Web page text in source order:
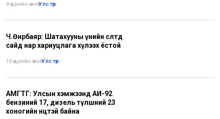
9 өдрийн өмнө•Улс төр
Ч.Өнөрбаяр: Шатахууны үнийн өсөлтөд
сайд нар хариуцлага хүлээх ёстой
10 өдрийн өмнө•Улс төр
АМГТГ: Улсын хэмжээнд АИ-92
бензиний 17, дизель түлшний 23
хоногийн нөөцтэй байна